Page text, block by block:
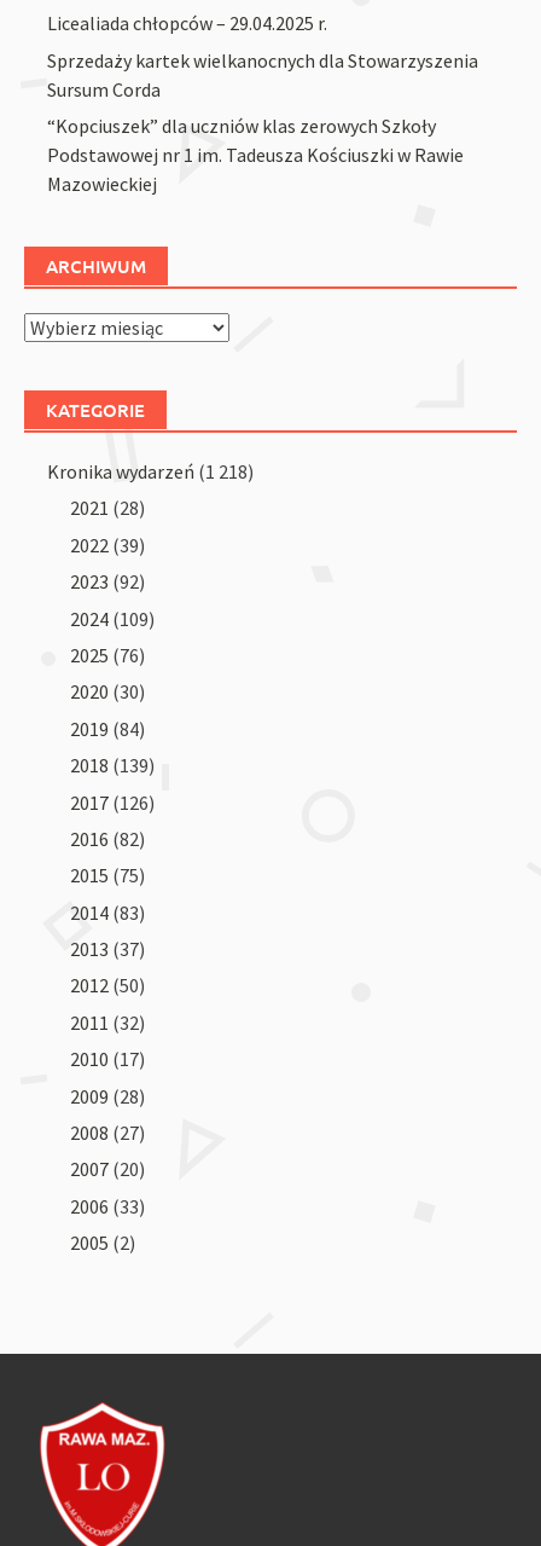
Licealiada chłopców – 29.04.2025 r.
Sprzedaży kartek wielkanocnych dla Stowarzyszenia
Sursum Corda
“Kopciuszek” dla uczniów klas zerowych Szkoły
Podstawowej nr 1 im. Tadeusza Kościuszki w Rawie
Mazowieckiej
ARCHIWUM
Archiwum
KATEGORIE
Kronika wydarzeń (1 218)
2021 (28)
2022 (39)
2023 (92)
2024 (109)
2025 (76)
2020 (30)
2019 (84)
2018 (139)
2017 (126)
2016 (82)
2015 (75)
2014 (83)
2013 (37)
2012 (50)
2011 (32)
2010 (17)
2009 (28)
2008 (27)
2007 (20)
2006 (33)
2005 (2)